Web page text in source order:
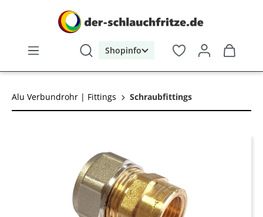
Shopinfo
Alu Verbundrohr | Fittings Schraubfittings